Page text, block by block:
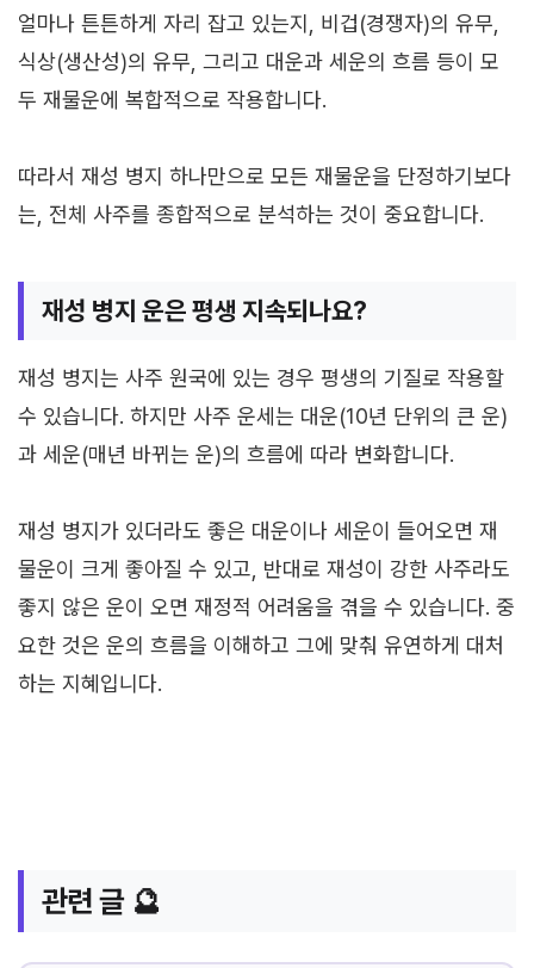
얼마나 튼튼하게 자리 잡고 있는지, 비겁(경쟁자)의 유무,
식상(생산성)의 유무, 그리고 대운과 세운의 흐름 등이 모
두 재물운에 복합적으로 작용합니다.
따라서 재성 병지 하나만으로 모든 재물운을 단정하기보다
는, 전체 사주를 종합적으로 분석하는 것이 중요합니다.
재성 병지 운은 평생 지속되나요?
재성 병지는 사주 원국에 있는 경우 평생의 기질로 작용할
수 있습니다. 하지만 사주 운세는 대운(10년 단위의 큰 운)
과 세운(매년 바뀌는 운)의 흐름에 따라 변화합니다.
재성 병지가 있더라도 좋은 대운이나 세운이 들어오면 재
물운이 크게 좋아질 수 있고, 반대로 재성이 강한 사주라도
좋지 않은 운이 오면 재정적 어려움을 겪을 수 있습니다. 중
요한 것은 운의 흐름을 이해하고 그에 맞춰 유연하게 대처
하는 지혜입니다.
관련 글 🔮